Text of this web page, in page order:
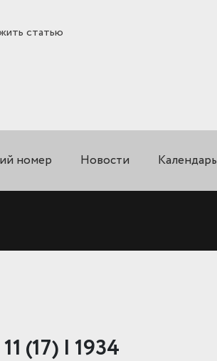
статью
номер Новости Календарь
(17) | 1934